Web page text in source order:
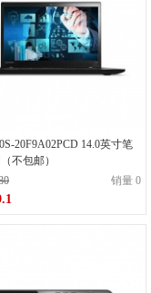
20F9A02PCD 14.0英寸笔
不包邮）
销量 0